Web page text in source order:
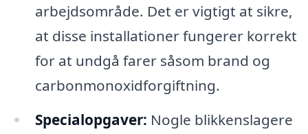
arbejdsområde. Det er vigtigt at sikre,
at disse installationer fungerer korrekt
for at undgå farer såsom brand og
carbonmonoxidforgiftning.
Specialopgaver: Nogle blikkenslagere